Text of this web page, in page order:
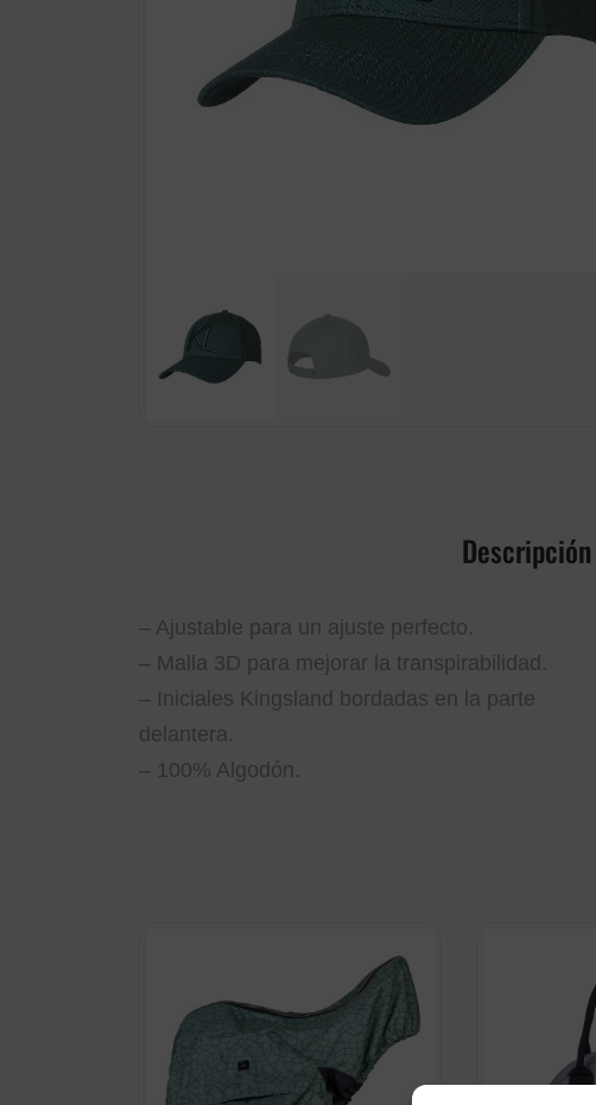
Descripción
– Ajustable para un ajuste perfecto.
– Malla 3D para mejorar la transpirabilidad.
– Iniciales Kingsland bordadas en la parte
delantera.
– 100% Algodón.